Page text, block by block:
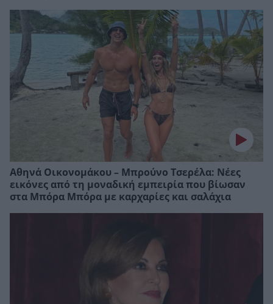
Αθηνά Οικονομάκου – Μπρούνο Τσερέλα: Νέες
εικόνες από τη μοναδική εμπειρία που βίωσαν
στα Μπόρα Μπόρα με καρχαρίες και σαλάχια